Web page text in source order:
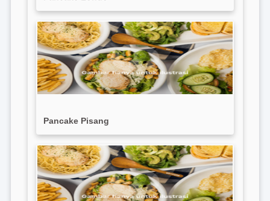
Pancake Pisang